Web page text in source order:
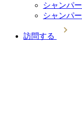
シャンパ
シャンパ
訪問する